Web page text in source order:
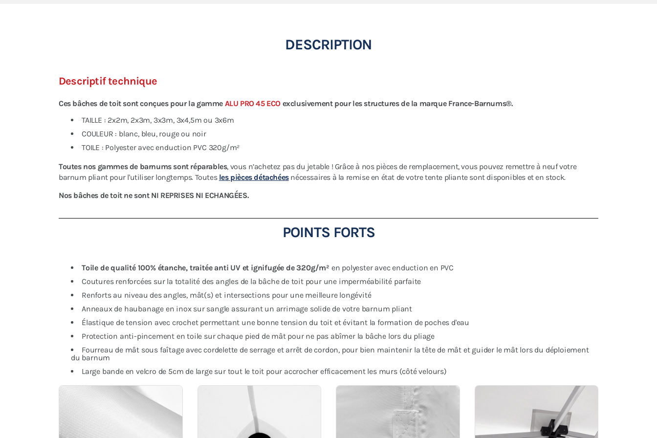
DESCRIPTION
Descriptif technique
Ces bâches de toit sont conçues pour la gamme ALU PRO 45 ECO exclusivement pour les structures de la marque France-Barnums®.
TAILLE : 2x2m, 2x3m, 3x3m, 3x4,5m ou 3x6m
COULEUR : blanc, bleu, rouge ou noir
TOILE : Polyester avec enduction PVC 320g/m²
Toutes nos gammes de barnums sont réparables, vous n’achetez pas du jetable ! Grâce à nos pièces de remplacement, vous pouvez remettre à neuf votre
barnum pliant pour l'utiliser longtemps. Toutes les pièces détachéesnécessaires à la remise en état de votre tente pliante sont disponibles et en stock.
Nos bâches de toit ne sont NI REPRISES NI ECHANGÉES.
POINTS FORTS
Toile de qualité 100% étanche, traitée anti UV et ignifugée de 320g/m² en polyester avec enduction en PVC
Coutures renforcées sur la totalité des angles de la bâche de toit pour une imperméabilité parfaite
Renforts au niveau des angles, mât(s) et intersections pour une meilleure longévité
Anneaux de haubanage en inox sur sangle assurant un arrimage solide de votre barnum pliant
Élastique de tension avec crochet permettant une bonne tension du toit et évitant la formation de poches d'eau
Protection anti-pincement en toile sur chaque pied de mât pour ne pas abîmer la bâche lors du pliage
Fourreau de mât sous faîtage avec cordelette de serrage et arrêt de cordon, pour bien maintenir la tête de mât et guider le mât lors du déploiement
du barnum
Large bande en velcro de 5cm de large sur tout le toit pour accrocher efficacement les murs (côté velours)